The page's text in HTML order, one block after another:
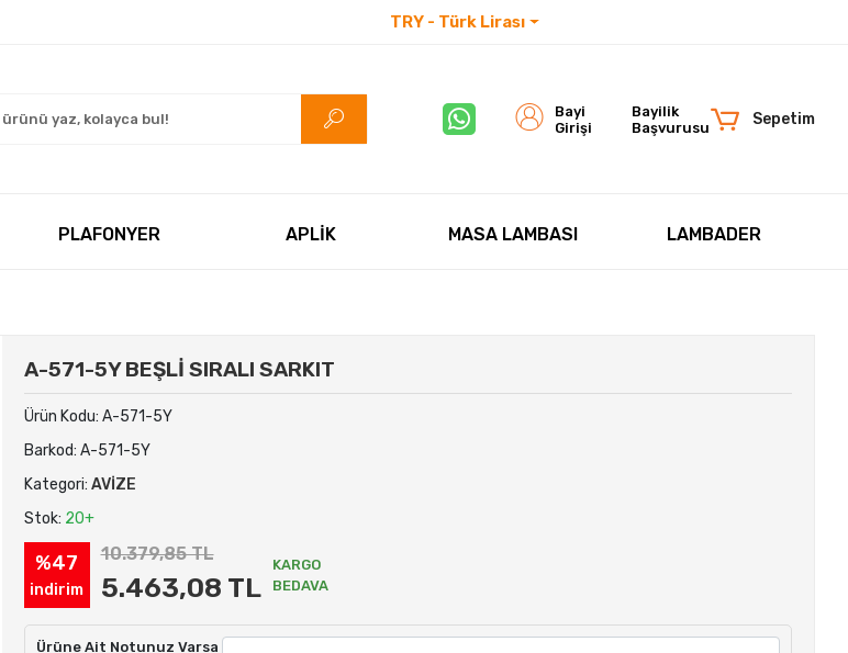
TRY - Türk Lirası
Bayi
Girişi
Bayilik
Başvurusu
Sepetim
PLAFONYER APLİK MASA LAMBASI LAMBADER
A-571-5Y BEŞLİ SIRALI SARKIT
Ürün Kodu: A-571-5Y
Barkod: A-571-5Y
Kategori: AVİZE
Stok: 20+
%47
indirim
10.379,85 TL
5.463,08 TL
KARGO
BEDAVA
Ürüne Ait Notunuz Varsa